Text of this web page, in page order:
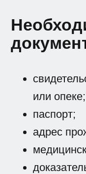
или опеке;
паспорт;
адрес